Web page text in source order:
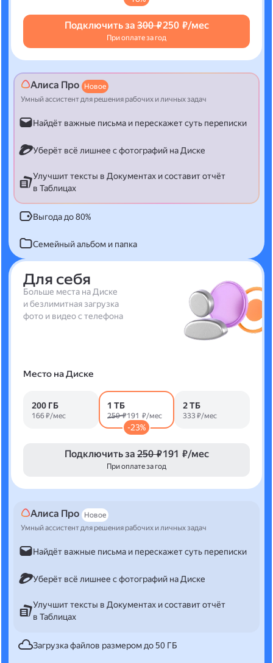
Для себя
Больше места на Диске
и безлимитная загрузка
фото и видео с телефона
Место на Диске
200 ГБ
166 ₽/мес
1 ТБ
250 ₽ 191 ₽/мес
-23%
2 ТБ
333 ₽/мес
Подключить за 250 ₽ 191 ₽/мес
При оплате за год
Алиса Про
Новое
Умный ассистент для решения рабочих и личных задач
Найдёт важные письма и перескажет суть переписки
Уберёт всё лишнее с фотографий на Диске
Улучшит тексты в Документах и составит отчёт
в Таблицах
Загрузка файлов размером до 50 ГБ
Подключить за 300 ₽250 ₽/мес
При оплате за год
Алиса Про
Новое
Умный ассистент для решения рабочих и личных задач
Найдёт важные письма и перескажет суть переписки
Уберёт всё лишнее с фотографий на Диске
Улучшит тексты в Документах и составит отчёт
в Таблицах
Выгода до 80%
Семейный альбом и папка